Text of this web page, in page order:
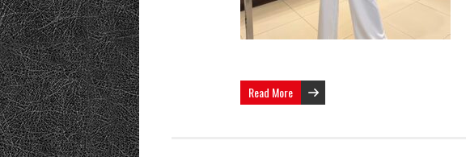
Read More